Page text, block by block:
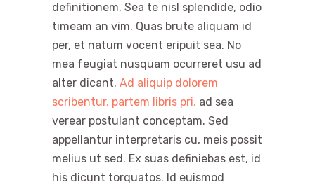
definitionem. Sea te nisl splendide, odio
timeam an vim. Quas brute aliquam id
per, et natum vocent eripuit sea. No
mea feugiat nusquam ocurreret usu ad
alter dicant. Ad aliquip dolorem
scribentur, partem libris pri, ad sea
verear postulant conceptam. Sed
appellantur interpretaris cu, meis possit
melius ut sed. Ex suas definiebas est, id
his dicunt torquatos. Id euismod